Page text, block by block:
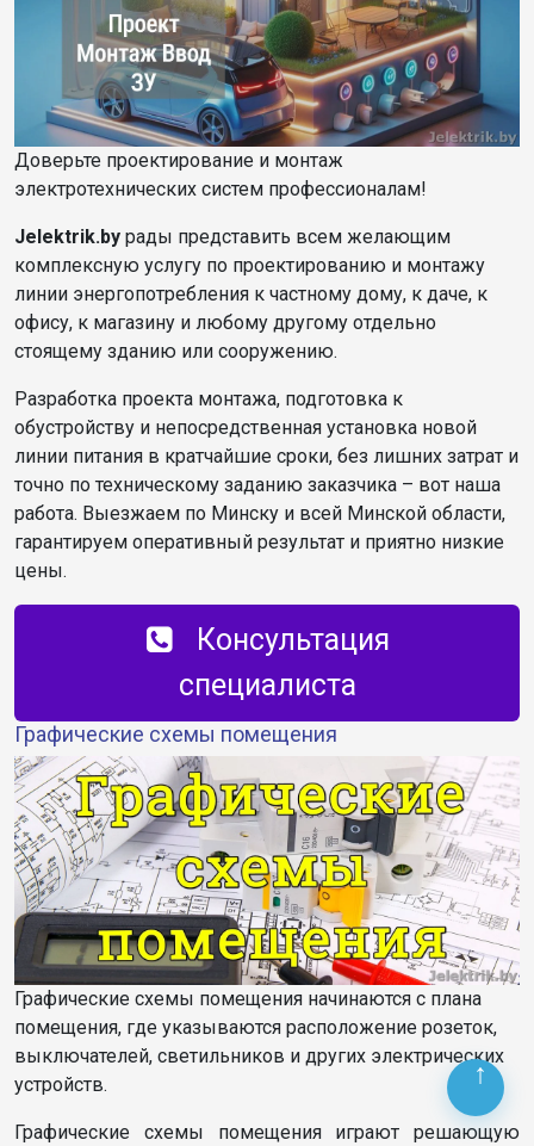
Доверьте проектирование и монтаж
электротехнических систем профессионалам!
Jelektrik.by рады представить всем желающим
комплексную услугу по проектированию и монтажу
линии энергопотребления к частному дому, к даче, к
офису, к магазину и любому другому отдельно
стоящему зданию или сооружению.
Разработка проекта монтажа, подготовка к
обустройству и непосредственная установка новой
линии питания в кратчайшие сроки, без лишних затрат и
точно по техническому заданию заказчика – вот наша
работа. Выезжаем по Минску и всей Минской области,
гарантируем оперативный результат и приятно низкие
цены.
Консультация
специалиста
Графические схемы помещения
Графические схемы помещения начинаются с плана
помещения, где указываются расположение розеток,
выключателей, светильников и других электрических
устройств.
Графические схемы помещения играют решающую